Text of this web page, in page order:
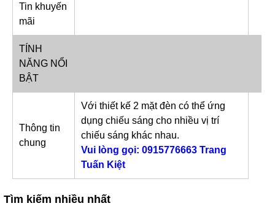
Tin khuyến
mãi
TÍNH
NĂNG NỔI
BẬT
Thông tin
chung
Với thiết kế 2 mặt đèn có thể ứng
dụng chiếu sáng cho nhiều vị trí
chiếu sáng khác nhau.
Vui lòng gọi: 0915776663 Trang
Tuấn Kiệt
Tìm kiếm nhiều nhất